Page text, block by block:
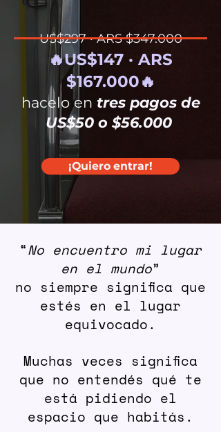
US$297 · ARS $347.000
🔥US$147 · ARS
$167.000🔥
hacelo en tres pagos de
US$50 o $56.000
¡Quiero entrar!
“No encuentro mi lugar
en el mundo”
no siempre significa que
estés en el lugar
equivocado.
Muchas veces significa
que no entendés qué te
está pidiendo el
espacio que habitás.